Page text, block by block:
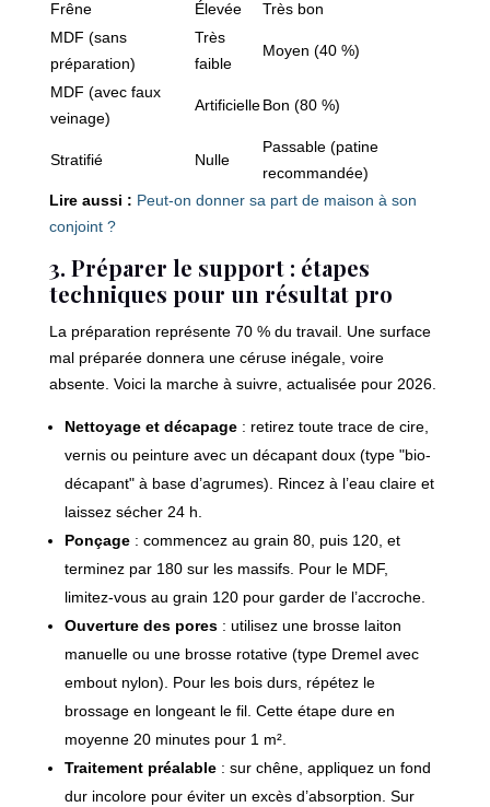
Frêne Élevée
Très bon
MDF (sans
préparation)
Très
faible
Moyen (40 %)
MDF (avec faux
veinage)
Artificielle Bon (80 %)
Stratifié Nulle
Passable (patine
recommandée)
Lire aussi : Peut-on donner sa part de maison à son
conjoint ?
3. Préparer le support : étapes
techniques pour un résultat pro
La préparation représente 70 % du travail. Une surface
mal préparée donnera une céruse inégale, voire
absente. Voici la marche à suivre, actualisée pour 2026.
Nettoyage et décapage: retirez toute trace de cire,
vernis ou peinture avec un décapant doux (type "bio-
décapant" à base d’agrumes). Rincez à l’eau claire et
laissez sécher 24 h.
Ponçage: commencez au grain 80, puis 120, et
terminez par 180 sur les massifs. Pour le MDF,
limitez-vous au grain 120 pour garder de l’accroche.
Ouverture des pores: utilisez une brosse laiton
manuelle ou une brosse rotative (type Dremel avec
embout nylon). Pour les bois durs, répétez le
brossage en longeant le fil. Cette étape dure en
moyenne 20 minutes pour 1 m².
Traitement préalable: sur chêne, appliquez un fond
dur incolore pour éviter un excès d’absorption. Sur